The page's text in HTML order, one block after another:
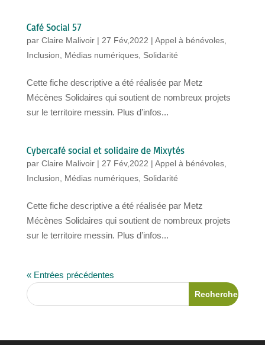
Café Social 57
par Claire Malivoir| 27 Fév,2022 | Appel à bénévoles,
Inclusion
Médias numériques, Solidarité
Cette fiche descriptive a été réalisée par Metz
Mécènes Solidaires qui soutient de nombreux projets
sur le territoire messin. Plus d’infos...
Cybercafé social et solidaire de Mixytés
par Claire Malivoir| 27 Fév,2022 | Appel à bénévoles,
Inclusion
Médias numériques, Solidarité
Cette fiche descriptive a été réalisée par Metz
Mécènes Solidaires qui soutient de nombreux projets
sur le territoire messin. Plus d’infos...
« Entrées précédentes